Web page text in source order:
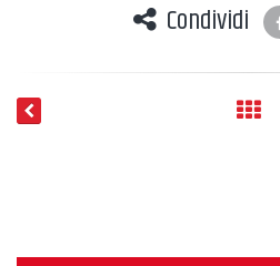
Condividi